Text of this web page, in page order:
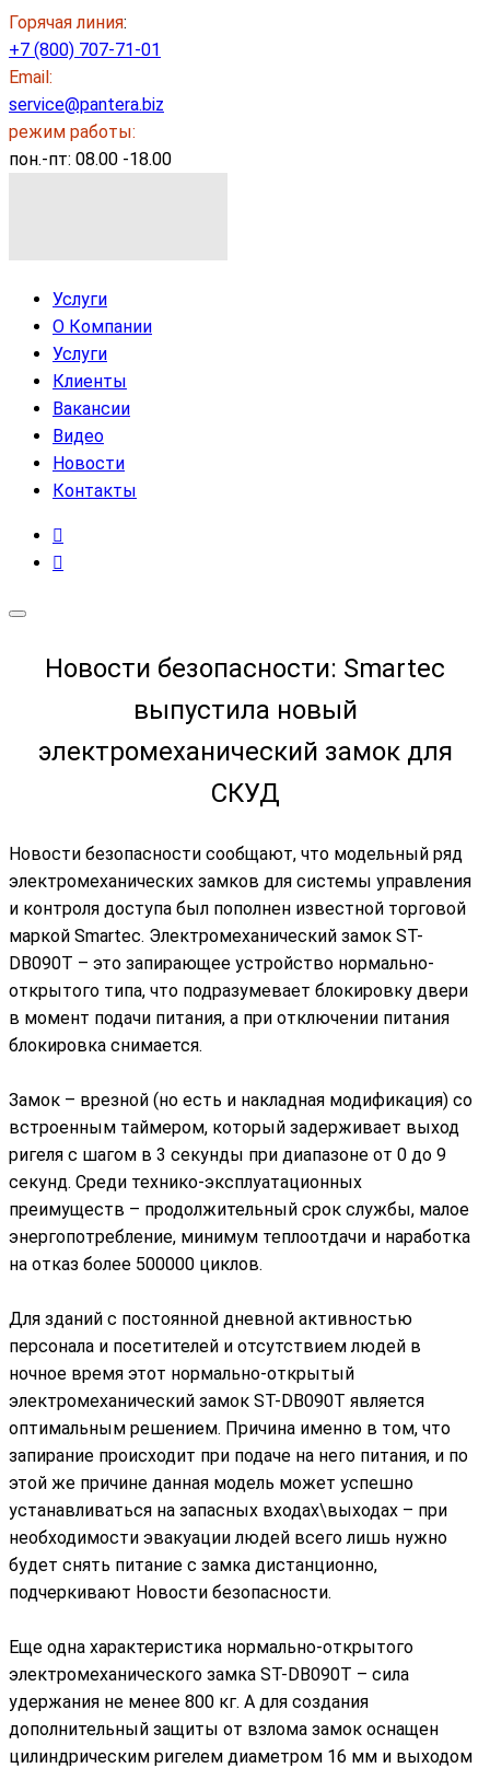
Горячая линия:
+7 (800) 707-71-01
Email:
service@pantera.biz
режим работы:
пон.-пт: 08.00 -18.00
Услуги
О Компании
Услуги
Клиенты
Вакансии
Видео
Новости
Контакты
Новости безопасности: Smartec
выпустила новый
электромеханический замок для
СКУД
Новости безопасности сообщают, что модельный ряд
электромеханических замков для системы управления
и контроля доступа был пополнен известной торговой
маркой Smartec. Электромеханический замок ST-
DB090T – это запирающее устройство нормально-
открытого типа, что подразумевает блокировку двери
в момент подачи питания, а при отключении питания
блокировка снимается.
Замок – врезной (но есть и накладная модификация) со
встроенным таймером, который задерживает выход
ригеля с шагом в 3 секунды при диапазоне от 0 до 9
секунд. Среди технико-эксплуатационных
преимуществ – продолжительный срок службы, малое
энергопотребление, минимум теплоотдачи и наработка
на отказ более 500000 циклов.
Для зданий с постоянной дневной активностью
персонала и посетителей и отсутствием людей в
ночное время этот нормально-открытый
электромеханический замок ST-DB090T является
оптимальным решением. Причина именно в том, что
запирание происходит при подаче на него питания, и по
этой же причине данная модель может успешно
устанавливаться на запасных входах\выходах – при
необходимости эвакуации людей всего лишь нужно
будет снять питание с замка дистанционно,
подчеркивают Новости безопасности.
Еще одна характеристика нормально-открытого
электромеханического замка ST-DB090T – сила
удержания не менее 800 кг. А для создания
дополнительный защиты от взлома замок оснащен
цилиндрическим ригелем диаметром 16 мм и выходом